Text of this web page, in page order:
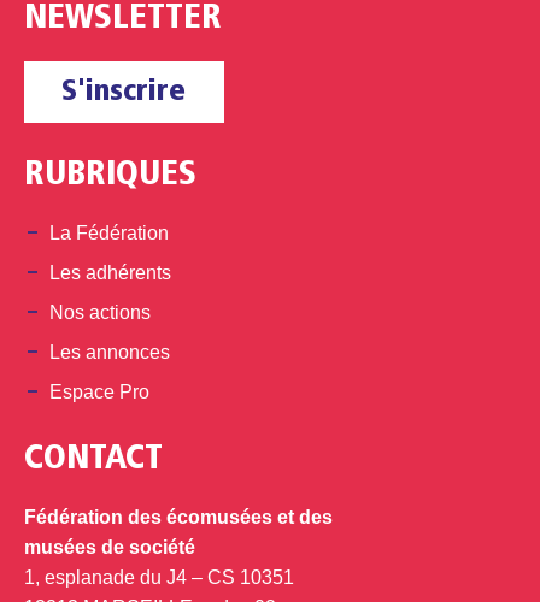
NEWSLETTER
S'inscrire
RUBRIQUES
La Fédération
Les adhérents
Nos actions
Les annonces
Espace Pro
CONTACT
Fédération des écomusées et des
musées de société
1, esplanade du J4 – CS 10351